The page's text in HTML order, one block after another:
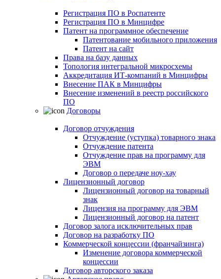
Регистрация ПО в Роспатенте
Регистрация ПО в Минцифре
Патент на программное обеспечение
Патентование мобильного приложения
Патент на сайт
Права на базу данных
Топология интегральной микросхемы
Аккредитация ИТ-компаний в Минцифры
Внесение ПАК в Минцифры
Внесение изменений в реестр российского
ПО
Договоры
Договор отчуждения
Отчуждение (уступка) товарного знака
Отчуждение патента
Отчуждение прав на программу для
ЭВМ
Договор о передаче ноу-хау
Лицензионный договор
Лицензионный договор на товарный
знак
Лицензия на программу для ЭВМ
Лицензионный договор на патент
Договор залога исключительных прав
Договор на разработку ПО
Коммерческой концессии (франчайзинга)
Изменение договора коммерческой
концессии
Договор авторского заказа